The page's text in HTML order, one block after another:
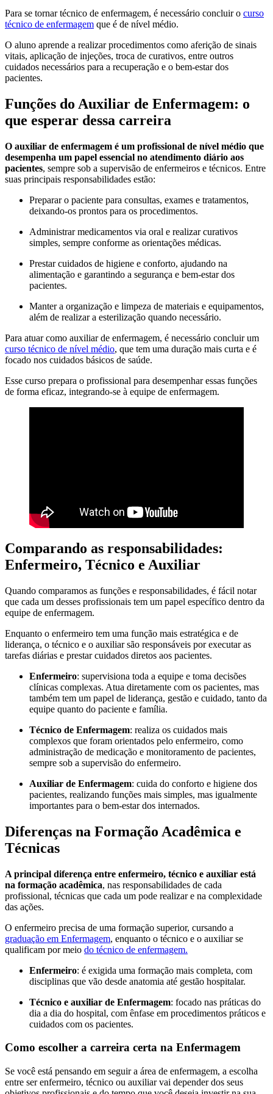
Para se tornar técnico de enfermagem, é necessário concluir o curso
técnico de enfermagem que é de nível médio.
O aluno aprende a realizar procedimentos como aferição de sinais
vitais, aplicação de injeções, troca de curativos, entre outros
cuidados necessários para a recuperação e o bem-estar dos
pacientes.
Funções do Auxiliar de Enfermagem: o
que esperar dessa carreira
O auxiliar de enfermagem é um profissional de nível médio que
desempenha um papel essencial no atendimento diário aos
pacientes, sempre sob a supervisão de enfermeiros e técnicos. Entre
suas principais responsabilidades estão:
Preparar o paciente para consultas, exames e tratamentos,
deixando-os prontos para os procedimentos.
Administrar medicamentos via oral e realizar curativos
simples, sempre conforme as orientações médicas.
Prestar cuidados de higiene e conforto, ajudando na
alimentação e garantindo a segurança e bem-estar dos
pacientes.
Manter a organização e limpeza de materiais e equipamentos,
além de realizar a esterilização quando necessário.
Para atuar como auxiliar de enfermagem, é necessário concluir um
curso técnico de nível médio, que tem uma duração mais curta e é
focado nos cuidados básicos de saúde.
Esse curso prepara o profissional para desempenhar essas funções
de forma eficaz, integrando-se à equipe de enfermagem.
Comparando as responsabilidades:
Enfermeiro, Técnico e Auxiliar
Quando comparamos as funções e responsabilidades, é fácil notar
que cada um desses profissionais tem um papel específico dentro da
equipe de enfermagem.
Enquanto o enfermeiro tem uma função mais estratégica e de
liderança, o técnico e o auxiliar são responsáveis por executar as
tarefas diárias e prestar cuidados diretos aos pacientes.
Enfermeiro: supervisiona toda a equipe e toma decisões
clínicas complexas. Atua diretamente com os pacientes, mas
também tem um papel de liderança, gestão e cuidado, tanto da
equipe quanto do paciente e família.
Técnico de Enfermagem: realiza os cuidados mais
complexos que foram orientados pelo enfermeiro, como
administração de medicação e monitoramento de pacientes,
sempre sob a supervisão do enfermeiro.
Auxiliar de Enfermagem: cuida do conforto e higiene dos
pacientes, realizando funções mais simples, mas igualmente
importantes para o bem-estar dos internados.
Diferenças na Formação Acadêmica e
Técnicas
A principal diferença entre enfermeiro, técnico e auxiliar está
na formação acadêmica, nas responsabilidades de cada
profissional, técnicas que cada um pode realizar e na complexidade
das ações.
O enfermeiro precisa de uma formação superior, cursando a
graduação em Enfermagem, enquanto o técnico e o auxiliar se
qualificam por meio do técnico de enfermagem.
Enfermeiro: é exigida uma formação mais completa, com
disciplinas que vão desde anatomia até gestão hospitalar.
Técnico e auxiliar de Enfermagem: focado nas práticas do
dia a dia do hospital, com ênfase em procedimentos práticos e
cuidados com os pacientes.
Como escolher a carreira certa na Enfermagem
Se você está pensando em seguir a área de enfermagem, a escolha
entre ser enfermeiro, técnico ou auxiliar vai depender dos seus